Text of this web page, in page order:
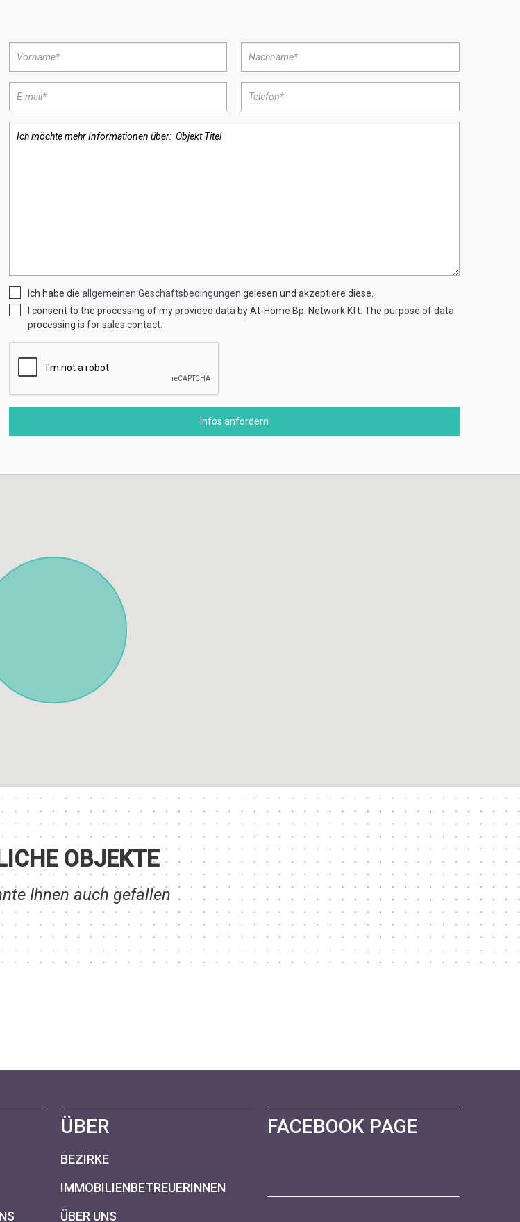
Ich habe die allgemeinen Geschäftsbedingungen gelesen und akzeptiere diese.
I consent to the processing of my provided data by At-Home Bp. Network Kft. The purpose of data
processing is for sales contact.
Infos anfordern
OBJEKTE
Ihnen auch gefallen
ÜBER
BEZIRKE
IMMOBILIENBETREUERINNEN
ÜBER UNS
FACEBOOK PAGE